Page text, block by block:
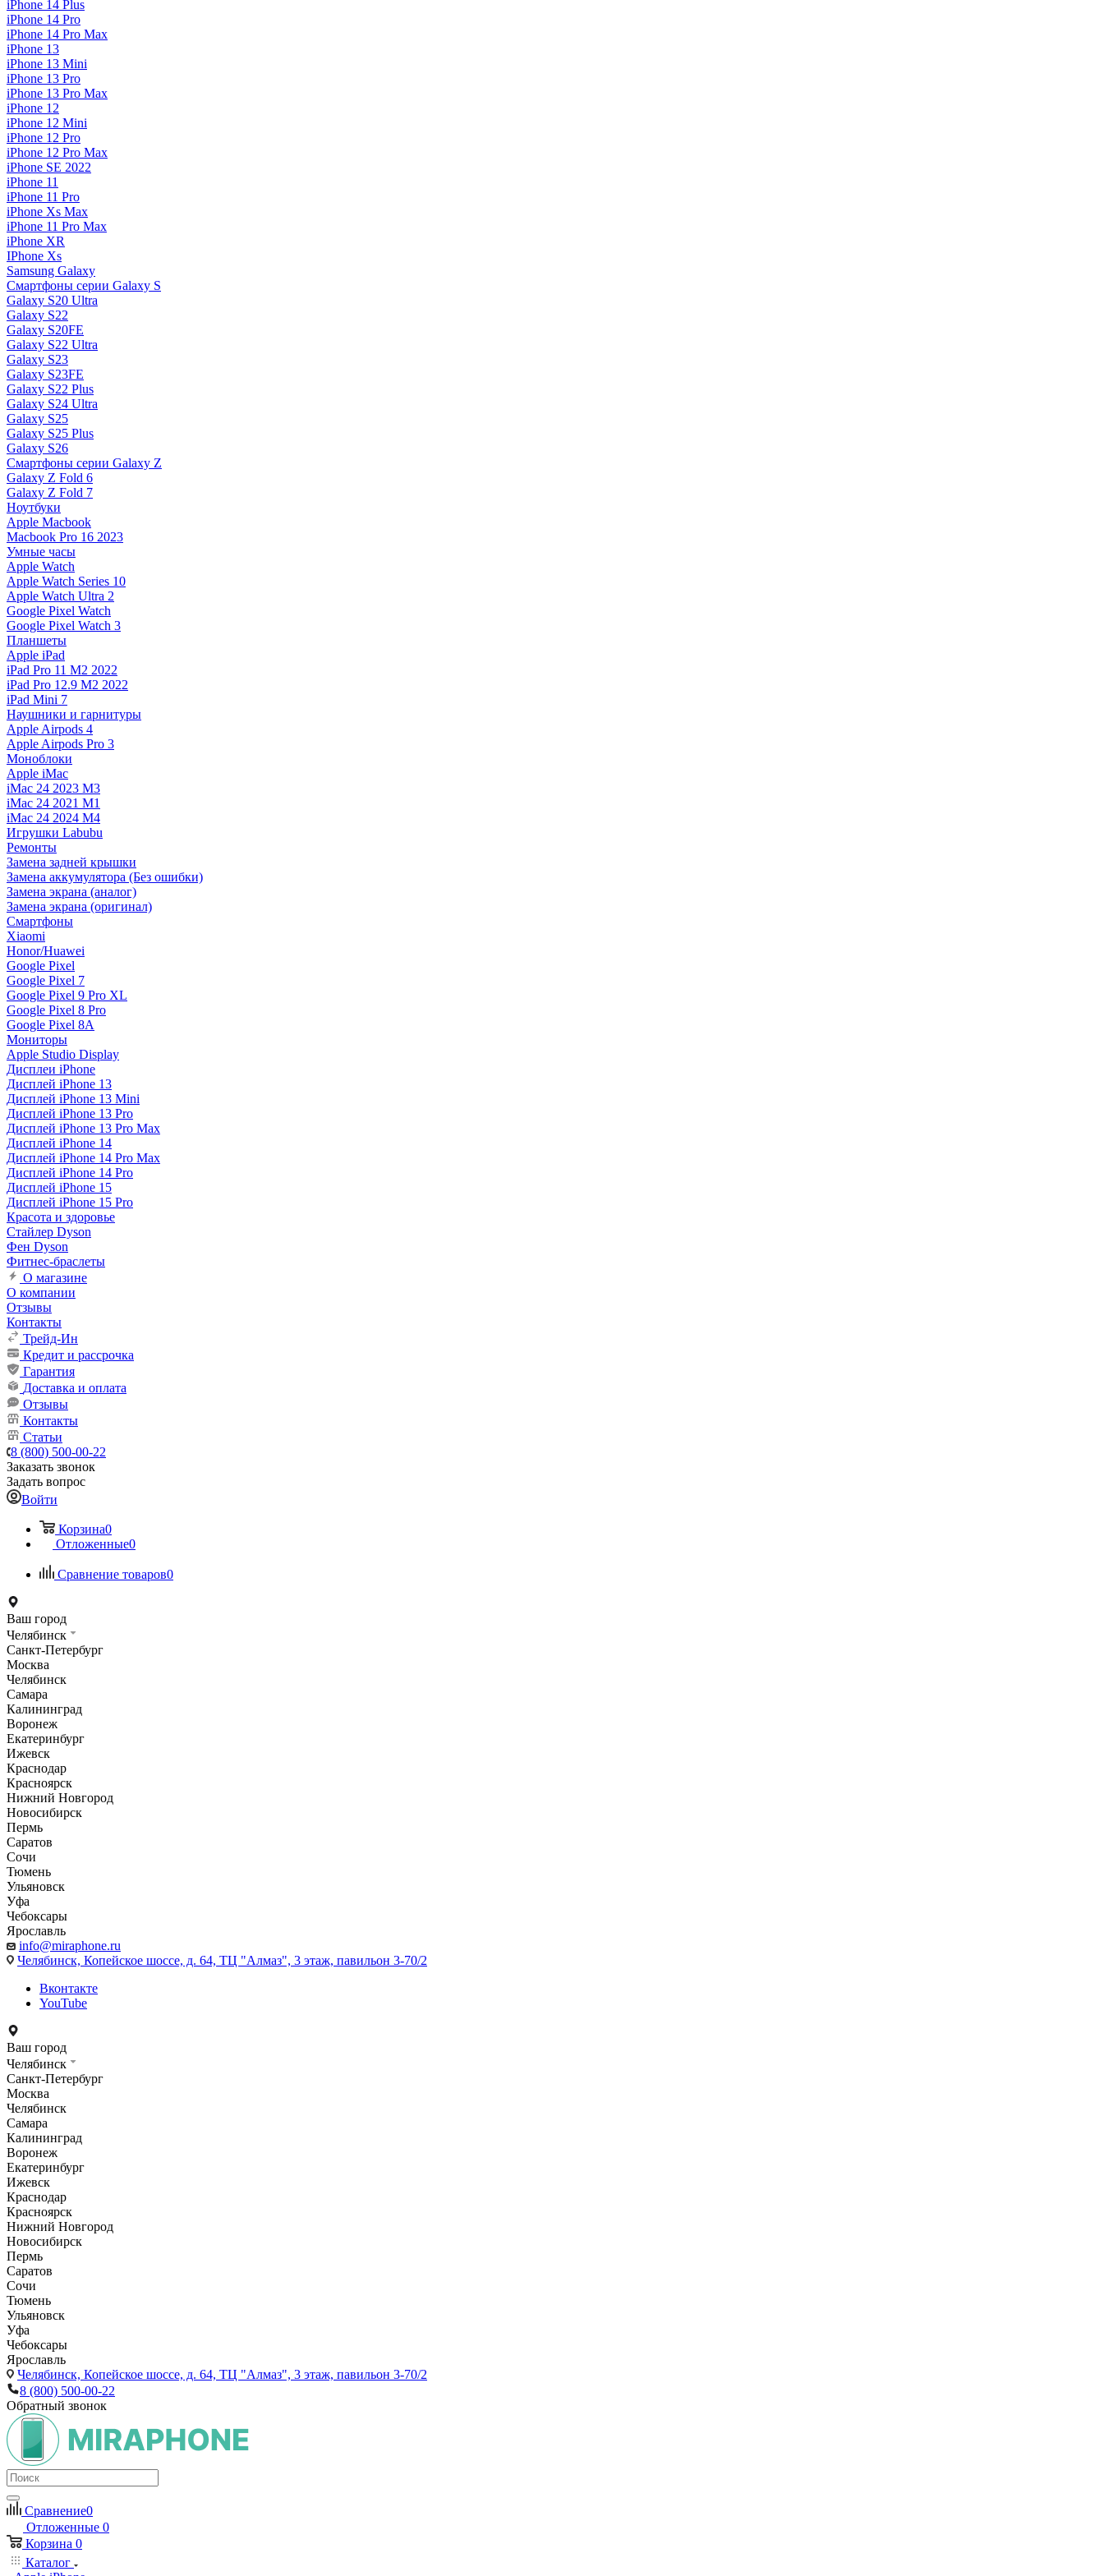
iPhone 14 Plus
iPhone 14 Pro
iPhone 14 Pro Max
iPhone 13
iPhone 13 Mini
iPhone 13 Pro
iPhone 13 Pro Max
iPhone 12
iPhone 12 Mini
iPhone 12 Pro
iPhone 12 Pro Max
iPhone SE 2022
iPhone 11
iPhone 11 Pro
iPhone Xs Max
iPhone 11 Pro Max
iPhone XR
IPhone Xs
Samsung Galaxy
Смартфоны серии Galaxy S
Galaxy S20 Ultra
Galaxy S22
Galaxy S20FE
Galaxy S22 Ultra
Galaxy S23
Galaxy S23FE
Galaxy S22 Plus
Galaxy S24 Ultra
Galaxy S25
Galaxy S25 Plus
Galaxy S26
Смартфоны серии Galaxy Z
Galaxy Z Fold 6
Galaxy Z Fold 7
Ноутбуки
Apple Macbook
Macbook Pro 16 2023
Умные часы
Apple Watch
Apple Watch Series 10
Apple Watch Ultra 2
Google Pixel Watch
Google Pixel Watch 3
Планшеты
Apple iPad
iPad Pro 11 M2 2022
iPad Pro 12.9 M2 2022
iPad Mini 7
Наушники и гарнитуры
Apple Airpods 4
Apple Airpods Pro 3
Моноблоки
Apple iMac
iMac 24 2023 M3
iMac 24 2021 M1
iMac 24 2024 M4
Игрушки Labubu
Ремонты
Замена задней крышки
Замена аккумулятора (Без ошибки)
Замена экрана (аналог)
Замена экрана (оригинал)
Смартфоны
Xiaomi
Honor/Huawei
Google Pixel
Google Pixel 7
Google Pixel 9 Pro XL
Google Pixel 8 Pro
Google Pixel 8A
Мониторы
Apple Studio Display
Дисплеи iPhone
Дисплей iPhone 13
Дисплей iPhone 13 Mini
Дисплей iPhone 13 Pro
Дисплей iPhone 13 Pro Max
Дисплей iPhone 14
Дисплей iPhone 14 Pro Max
Дисплей iPhone 14 Pro
Дисплей iPhone 15
Дисплей iPhone 15 Pro
Красота и здоровье
Стайлер Dyson
Фен Dyson
Фитнес-браслеты
О магазине
О компании
Отзывы
Контакты
Трейд-Ин
Кредит и рассрочка
Гарантия
Доставка и оплата
Отзывы
Контакты
Статьи
8 (800) 500-00-22
Заказать звонок
Задать вопрос
Войти
Корзина0
Отложенные0
Сравнение товаров0
Ваш город
Челябинск
Санкт-Петербург
Москва
Челябинск
Самара
Калининград
Воронеж
Екатеринбург
Ижевск
Краснодар
Красноярск
Нижний Новгород
Новосибирск
Пермь
Саратов
Сочи
Тюмень
Ульяновск
Уфа
Чебоксары
Ярославль
info@miraphone.ru
Челябинск, Копейское шоссе, д. 64, ТЦ "Алмаз", 3 этаж, павильон 3-70/2
Вконтакте
YouTube
Ваш город
Челябинск
Санкт-Петербург
Москва
Челябинск
Самара
Калининград
Воронеж
Екатеринбург
Ижевск
Краснодар
Красноярск
Нижний Новгород
Новосибирск
Пермь
Саратов
Сочи
Тюмень
Ульяновск
Уфа
Чебоксары
Ярославль
Челябинск, Копейское шоссе, д. 64, ТЦ "Алмаз", 3 этаж, павильон 3-70/2
8 (800) 500-00-22
Обратный звонок
Сравнение0
Отложенные 0
Корзина 0
Каталог